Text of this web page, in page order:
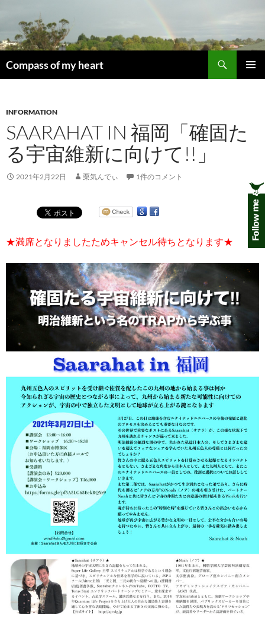
ン
ツ
へ
プ
Compass of my heart
索
INFORMATION
SAARAHAT IN 福岡「確固た
る宇宙維新に向けて!!」
2021年2月22日 栗気んでぃ 1件のコメント
★満席となりましたためキャンセル待ちとなります★